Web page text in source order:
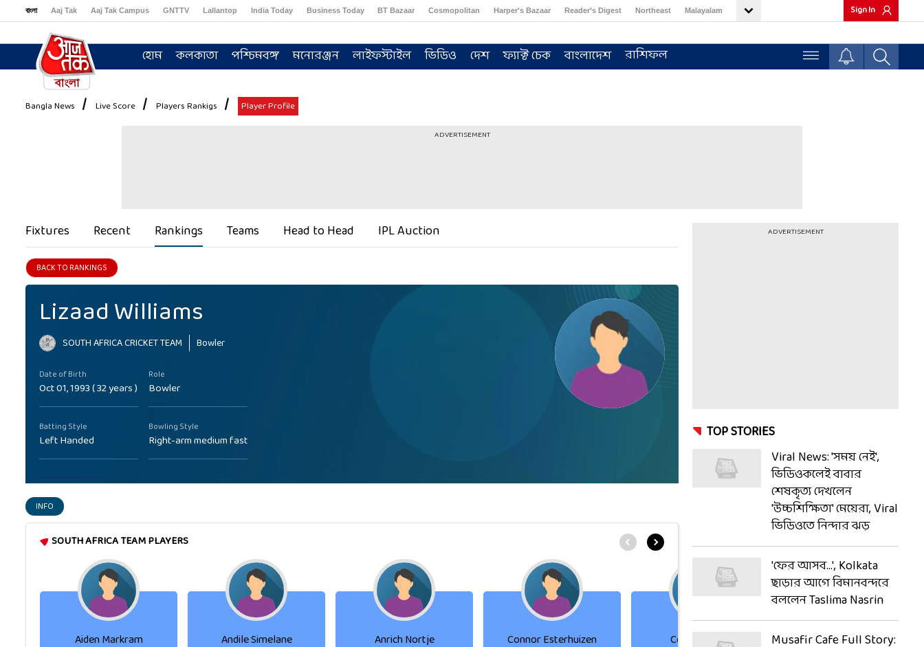
বাংলা Aaj Tak Aaj Tak Campus GNTTV Lallantop India Today Business Today BT Bazaar Cosmopolitan Harper's Bazaar Reader’s Digest Northeast Malayalam Sign In
হোম কলকাতা পশ্চিমবঙ্গ মনোরঞ্জন লাইফস্টাইল ভিডিও দেশ ফ্যাক্ট চেক বাংলাদেশ রাশিফল
Bangla News Live Score Players Rankigs Player Profile
ADVERTISEMENT
Fixtures Recent Rankings Teams Head to Head IPL Auction
BACK TO RANKINGS
Lizaad Williams
SOUTH AFRICA CRICKET TEAM Bowler
Date of Birth
Oct 01, 1993 ( 32 years )
Role
Bowler
Batting Style
Left Handed
Bowling Style
Right-arm medium fast
INFO
SOUTH AFRICA TEAM PLAYERS
Aiden Markram Andile Simelane Anrich Nortje Connor Esterhuizen Corbin Bosch David Miller
ADVERTISEMENT
TOP STORIES
Viral News: 'সময় নেই',
ভিডিওকলেই বাবার
শেষকৃত্য দেখলেন
'উচ্চশিক্ষিতা' মেয়েরা, Viral
ভিডিওতে নিন্দার ঝড়
'ফের আসব...', Kolkata
ছাড়ার আগে বিমানবন্দরে
বললেন Taslima Nasrin
Musafir Cafe Full Story: